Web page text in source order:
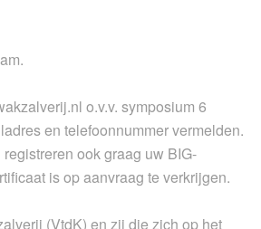
o.v.v. symposium 6
en telefoonnummer vermelden.
ook graag uw BIG-
is op aanvraag te verkrijgen.
(VtdK) en zij die zich op het